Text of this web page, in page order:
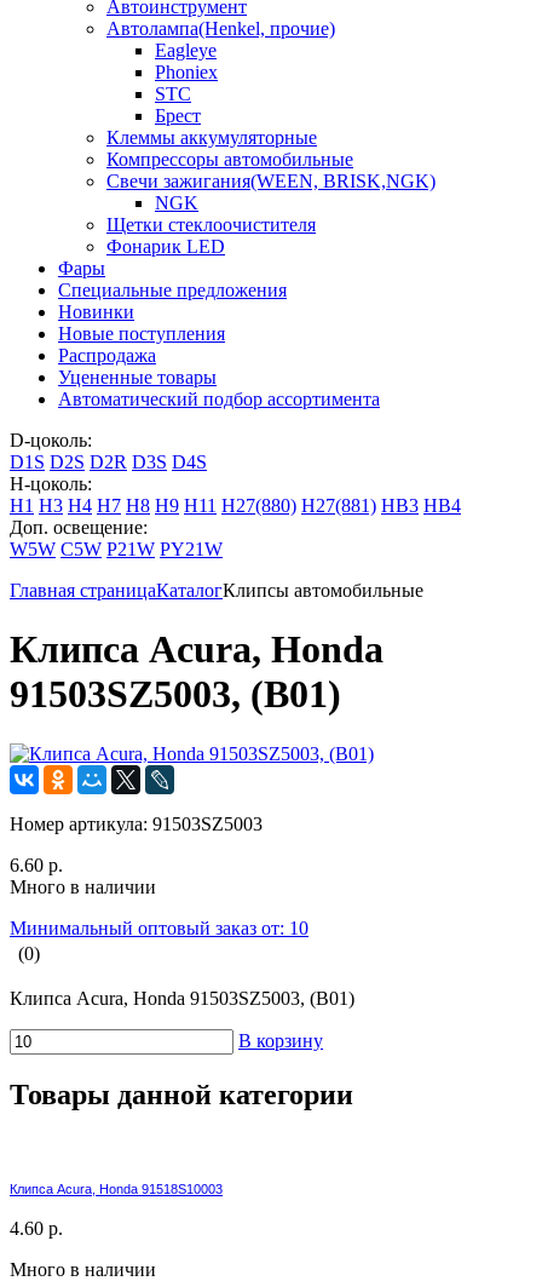
Автоинструмент
Автолампа(Henkel, прочие)
Eagleye
Phoniex
STC
Брест
Клеммы аккумуляторные
Компрессоры автомобильные
Свечи зажигания(WEEN, BRISK,NGK)
NGK
Щетки стеклоочистителя
Фонарик LED
Фары
Специальные предложения
Новинки
Новые поступления
Распродажа
Уцененные товары
Автоматический подбор ассортимента
D-цоколь:
D1S D2S D2R D3S D4S
H-цоколь:
H1 H3 H4 H7 H8 H9 H11 H27(880) H27(881) HB3 HB4
Доп. освещение:
W5W C5W P21W PY21W
Главная страницаКаталогКлипсы автомобильные
Клипса Acura, Honda
91503SZ5003, (B01)
Номер артикула: 91503SZ5003
6.60 р.
Много в наличии
Минимальный оптовый заказ от: 10
(0)
Клипса Acura, Honda 91503SZ5003, (B01)
В корзину
Товары данной категории
Клипса Acura, Honda 91518S10003
4.60 р.
Много в наличии